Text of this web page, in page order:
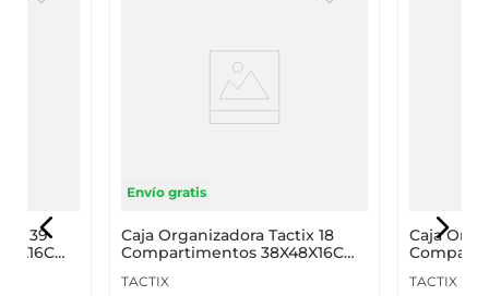
39
Envío gratis
Caja Organizadora Tactix 18
Compartimentos 38X48X16Cm
TACTIX
Caja
TACTIX